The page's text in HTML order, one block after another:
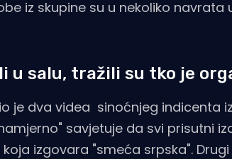
iz skupine su u nekoliko
u salu, tražili su tko je
je dva videa sinoćnjeg indicenta
savjetuje da svi prisutni
izgovara "smeća srpska".